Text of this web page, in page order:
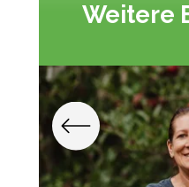
Weitere